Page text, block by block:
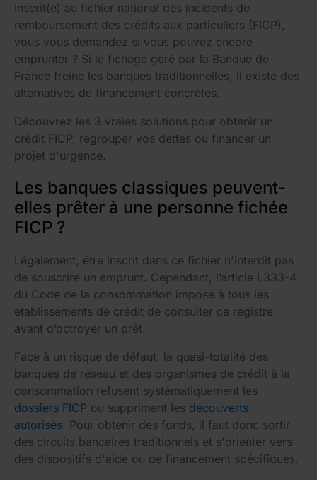
Inscrit(e) au fichier national des incidents de
remboursement des crédits aux particuliers (FICP),
vous vous demandez si vous pouvez encore
emprunter ? Si le fichage géré par la Banque de
France freine les banques traditionnelles, il existe des
alternatives de financement concrètes.
Découvrez les 3 vraies solutions pour obtenir un
crédit FICP, regrouper vos dettes ou financer un
projet d'urgence.
Les banques classiques peuvent-
elles prêter à une personne fichée
FICP ?
Légalement, être inscrit dans ce fichier n'interdit pas
de souscrire un emprunt. Cependant, l’article L333-4
du Code de la consommation impose à tous les
établissements de crédit de consulter ce registre
avant d’octroyer un prêt.
Face à un risque de défaut, la quasi-totalité des
banques de réseau et des organismes de crédit à la
consommation refusent systématiquement les
dossiers FICP ou suppriment les découverts
autorisés. Pour obtenir des fonds, il faut donc sortir
des circuits bancaires traditionnels et s'orienter vers
des dispositifs d'aide ou de financement spécifiques.